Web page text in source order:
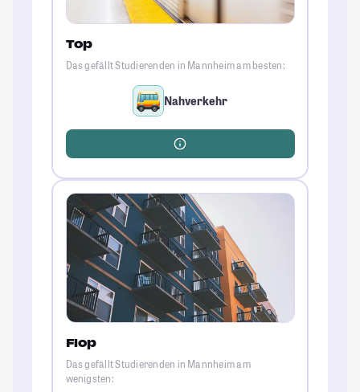
Top
Das gefällt Studierenden in Mannheim am besten:
Nahverkehr
Flop
Das gefällt Studierenden in Mannheim am
wenigsten: